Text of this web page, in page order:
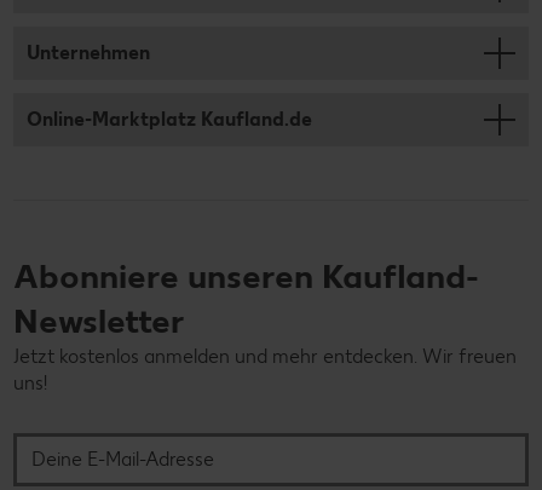
Unternehmen
Online-Marktplatz Kaufland.de
Abonniere unseren Kaufland-
Newsletter
Jetzt kostenlos anmelden und mehr entdecken. Wir freuen
uns!